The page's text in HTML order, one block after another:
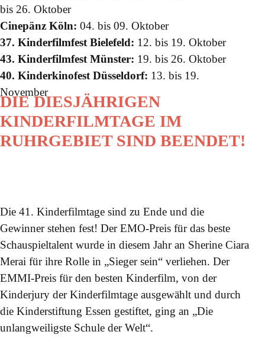
bis 26. Oktober
Cinepänz Köln: 04. bis 09. Oktober
37. Kinderfilmfest Bielefeld: 12. bis 19. Oktober
43. Kinderfilmfest Münster: 19. bis 26. Oktober
40. Kinderkinofest Düsseldorf: 13. bis 19.
November
DIE DIESJÄHRIGEN
KINDERFILMTAGE IM
RUHRGEBIET SIND BEENDET!
Die 41. Kinderfilmtage sind zu Ende und die
Gewinner stehen fest! Der EMO-Preis für das beste
Schauspieltalent wurde in diesem Jahr an Sherine Ciara
Merai für ihre Rolle in „Sieger sein“ verliehen. Der
EMMI-Preis für den besten Kinderfilm, von der
Kinderjury der Kinderfilmtage ausgewählt und durch
die Kinderstiftung Essen gestiftet, ging an „Die
unlangweiligste Schule der Welt“.